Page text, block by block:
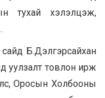
тухай хэлэлцэж,
Б.Дэлгэрсайхан
уулзалт товлон ирж
Оросын Холбооны